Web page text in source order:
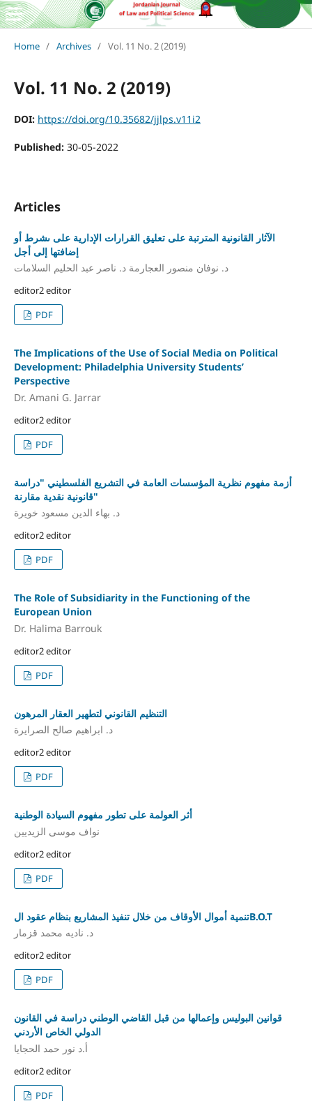
Home / Archives / Vol. 11 No. 2 (2019)
Vol. 11 No. 2 (2019)
DOI: https://doi.org/10.35682/jjlps.v11i2
Published: 30-05-2022
Articles
الآثار القانونية المترتبة على تعليق القرارات الإدارية على ىشرط أو
إضافتها إلى أجل
د. نوفان منصور العجارمة د. ناصر عبد الحليم السلامات
editor2 editor
PDF
The Implications of the Use of Social Media on Political
Development: Philadelphia University Students’
Perspective
Dr. Amani G. Jarrar
editor2 editor
PDF
أزمة مفهوم نظرية المؤسسات العامة في التشريع الفلسطيني "دراسة
قانونية نقدية مقارنة"
د. بهاء الدين مسعود خويرة
editor2 editor
PDF
The Role of Subsidiarity in the Functioning of the
European Union
Dr. Halima Barrouk
editor2 editor
PDF
التنظيم القانوني لتطهير العقار المرهون
د. ابراهيم صالح الصرايرة
editor2 editor
PDF
أثر العولمة على تطور مفهوم السيادة الوطنية
نواف موسى الزيديين
editor2 editor
PDF
تنمية أموال الأوقاف من خلال تنفيذ المشاريع بنظام عقود الB.O.T
د. ناديه محمد قزمار
editor2 editor
PDF
قوانين البوليس وإعمالها من قبل القاضي الوطني دراسة في القانون
الدولي الخاص الأردني
أ.د نور حمد الحجايا
editor2 editor
PDF